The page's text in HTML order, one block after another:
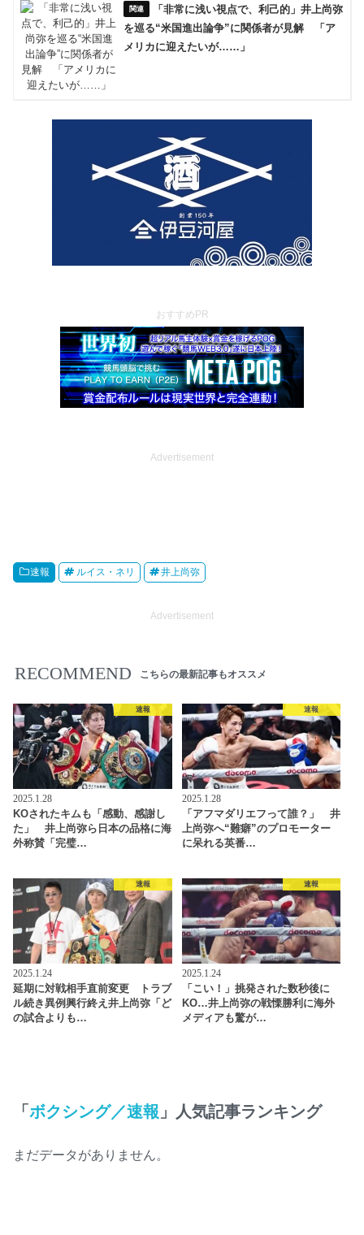
「非常に浅い視点で、利己的」井上尚弥
を巡る“米国進出論争”に関係者が見解 「ア
メリカに迎えたいが……」
おすすめPR
Advertisement
速報 ルイス・ネリ 井上尚弥
Advertisement
RECOMMEND こちらの最新記事もオススメ
速報
2025.1.28
KOされたキムも「感動、感謝し
た」 井上尚弥ら日本の品格に海
外称賛「完璧…
速報
2025.1.28
「アフマダリエフって誰？」 井
上尚弥へ“難癖”のプロモーター
に呆れる英番…
速報
2025.1.24
延期に対戦相手直前変更 トラブ
ル続き異例興行終え井上尚弥「ど
の試合よりも…
速報
2025.1.24
「こい！」挑発された数秒後に
KO…井上尚弥の戦慄勝利に海外
メディアも驚が…
「ボクシング／速報 」人気記事ランキング
まだデータがありません。